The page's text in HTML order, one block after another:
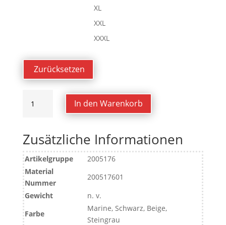
XL
XXL
XXXL
Zurücksetzen
HOODIE
In den Warenkorb
Zusätzliche Informationen
Artikelgruppe
2005176
Material
Nummer
200517601
Gewicht
n. v.
Farbe
Marine, Schwarz, Beige,
Steingrau